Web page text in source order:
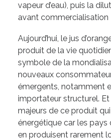
vapeur d’eau), puis la
avant commercialisation
Aujourd’hui, le jus
produit de la vie
symbole de la
nouveaux
émergents, notamment
importateur structurel. Et
majeurs de ce produit
énergétique car les
en produisent rarement